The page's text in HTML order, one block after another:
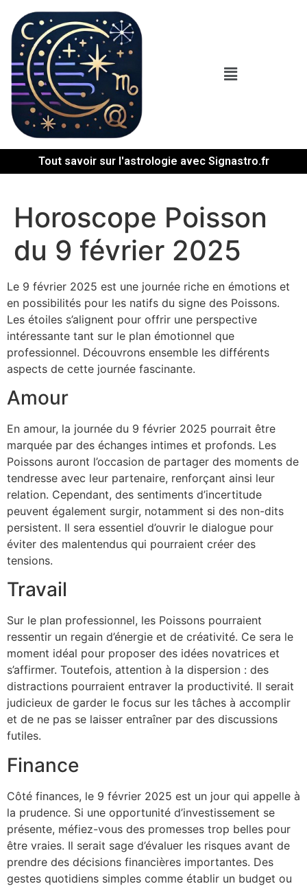
Tout savoir sur l'astrologie avec Signastro.fr
Horoscope Poisson
du 9 février 2025
Le 9 février 2025 est une journée riche en émotions et
en possibilités pour les natifs du signe des Poissons.
Les étoiles s’alignent pour offrir une perspective
intéressante tant sur le plan émotionnel que
professionnel. Découvrons ensemble les différents
aspects de cette journée fascinante.
Amour
En amour, la journée du 9 février 2025 pourrait être
marquée par des échanges intimes et profonds. Les
Poissons auront l’occasion de partager des moments de
tendresse avec leur partenaire, renforçant ainsi leur
relation. Cependant, des sentiments d’incertitude
peuvent également surgir, notamment si des non-dits
persistent. Il sera essentiel d’ouvrir le dialogue pour
éviter des malentendus qui pourraient créer des
tensions.
Travail
Sur le plan professionnel, les Poissons pourraient
ressentir un regain d’énergie et de créativité. Ce sera le
moment idéal pour proposer des idées novatrices et
s’affirmer. Toutefois, attention à la dispersion : des
distractions pourraient entraver la productivité. Il serait
judicieux de garder le focus sur les tâches à accomplir
et de ne pas se laisser entraîner par des discussions
futiles.
Finance
Côté finances, le 9 février 2025 est un jour qui appelle à
la prudence. Si une opportunité d’investissement se
présente, méfiez-vous des promesses trop belles pour
être vraies. Il serait sage d’évaluer les risques avant de
prendre des décisions financières importantes. Des
gestes quotidiens simples comme établir un budget ou